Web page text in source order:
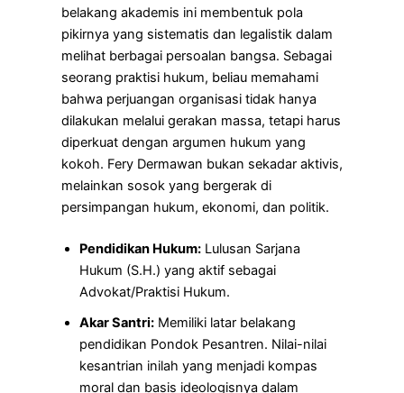
belakang akademis ini membentuk pola
pikirnya yang sistematis dan legalistik dalam
melihat berbagai persoalan bangsa. Sebagai
seorang praktisi hukum, beliau memahami
bahwa perjuangan organisasi tidak hanya
dilakukan melalui gerakan massa, tetapi harus
diperkuat dengan argumen hukum yang
kokoh. Fery Dermawan bukan sekadar aktivis,
melainkan sosok yang bergerak di
persimpangan hukum, ekonomi, dan politik.
Pendidikan Hukum: Lulusan Sarjana
Hukum (S.H.) yang aktif sebagai
Advokat/Praktisi Hukum.
Akar Santri: Memiliki latar belakang
pendidikan Pondok Pesantren. Nilai-nilai
kesantrian inilah yang menjadi kompas
moral dan basis ideologisnya dalam